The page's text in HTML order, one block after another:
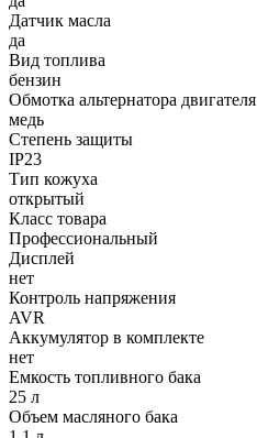
Датчик масла
да
Вид топлива
бензин
Обмотка альтернатора двигателя
медь
Степень защиты
IP23
Тип кожуха
открытый
Класс товара
Профессиональный
Дисплей
нет
Контроль напряжения
AVR
Аккумулятор в комплекте
нет
Емкость топливного бака
25 л
Объем масляного бака